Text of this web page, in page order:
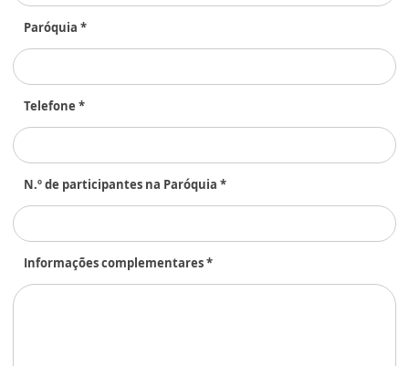
Paróquia *
Telefone *
N.º de participantes na Paróquia *
Informações complementares *